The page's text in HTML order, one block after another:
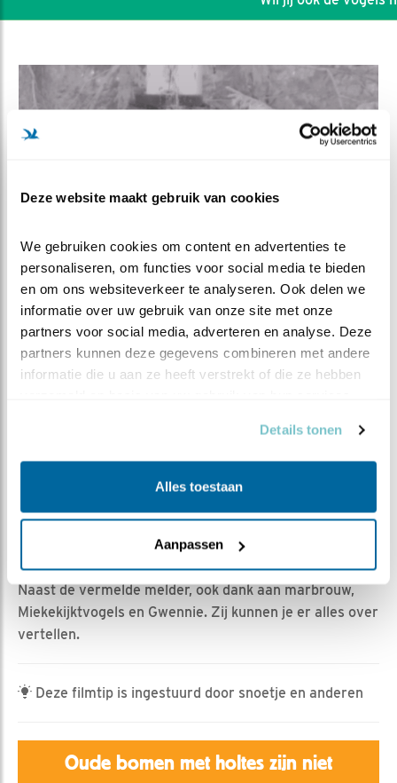
Deze website maakt gebruik van cookies
We gebruiken cookies om content en advertenties te
personaliseren, om functies voor social media te bieden
en om ons websiteverkeer te analyseren. Ook delen we
informatie over uw gebruik van onze site met onze
partners voor social media, adverteren en analyse. Deze
partners kunnen deze gegevens combineren met andere
informatie die u aan ze heeft verstrekt of die ze hebben
Details tonen
Alles toestaan
Aanpassen
DEEL DIT FILMPJE
Rat in de val
Lastig als er een dik kuiken in het vlieggat zit en je poot
blijft haken achter de rand: jammer van......
Naast de vermelde melder, ook dank aan marbrouw,
Miekekijktvogels en Gwennie. Zij kunnen je er alles over
vertellen.
Deze filmtip is ingestuurd door snoetje en anderen
Oude bomen met holtes zijn niet